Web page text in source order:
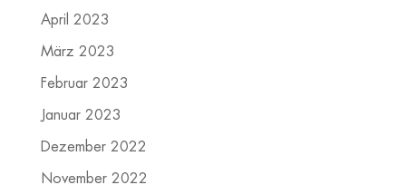
April 2023
März 2023
Februar 2023
Januar 2023
Dezember 2022
November 2022